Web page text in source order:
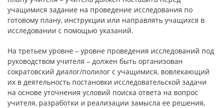
учащимися задание на проведение исследования по
готовому плану, инструкции или направлять учащихся в
исследовании с помощью указаний.
На третьем уровне – уровне проведения исследований под
руководством учителя – должен быть организован
сократовский диалог/полилог с учащимися, вовлекающий
их в деятельность постановки исследовательской задачи
на основе уточнения условий поиска ответа на вопрос
учителя, разработки и реализации замысла ее решения,